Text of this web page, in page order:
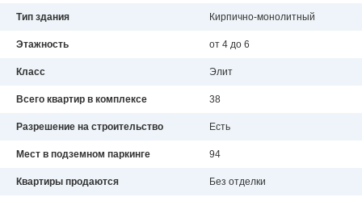
Тип здания Кирпично-монолитный
Этажность от 4 до 6
Класс Элит
Всего квартир в комплексе 38
Разрешение на строительство Есть
Мест в подземном паркинге 94
Квартиры продаются Без отделки